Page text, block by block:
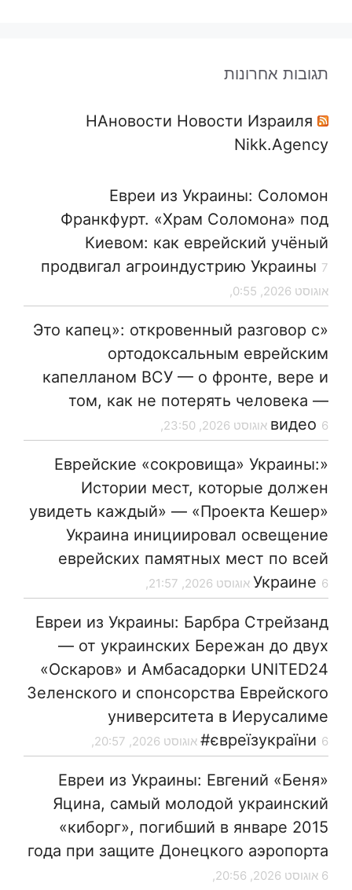
תגובות אחרונות
НАновости Новости Израиля
Nikk.Agency
Евреи из Украины: Соломон
Франкфурт. «Храм Соломона» под
Киевом: как еврейский учёный
продвигал агроиндустрию Украины 7
אוגוסט 2026, 0:55,
«Это капец»: откровенный разговор с
ортодоксальным еврейским
капелланом ВСУ — о фронте, вере и
том, как не потерять человека —
видео 6 אוגוסט 2026, 23:50,
«Еврейские «сокровища» Украины:
Истории мест, которые должен
увидеть каждый» — «Проекта Кешер»
Украина инициировал освещение
еврейских памятных мест по всей
Украине 6 אוגוסט 2026, 21:57,
Евреи из Украины: Барбра Стрейзанд
— от украинских Бережан до двух
«Оскаров» и Амбасадорки UNITED24
Зеленского и спонсорства Еврейского
университета в Иерусалиме
#євреїзукраїни 6 אוגוסט 2026, 20:57,
Евреи из Украины: Евгений «Беня»
Яцина, самый молодой украинский
«киборг», погибший в январе 2015
года при защите Донецкого аэропорта
6 אוגוסט 2026, 20:56,